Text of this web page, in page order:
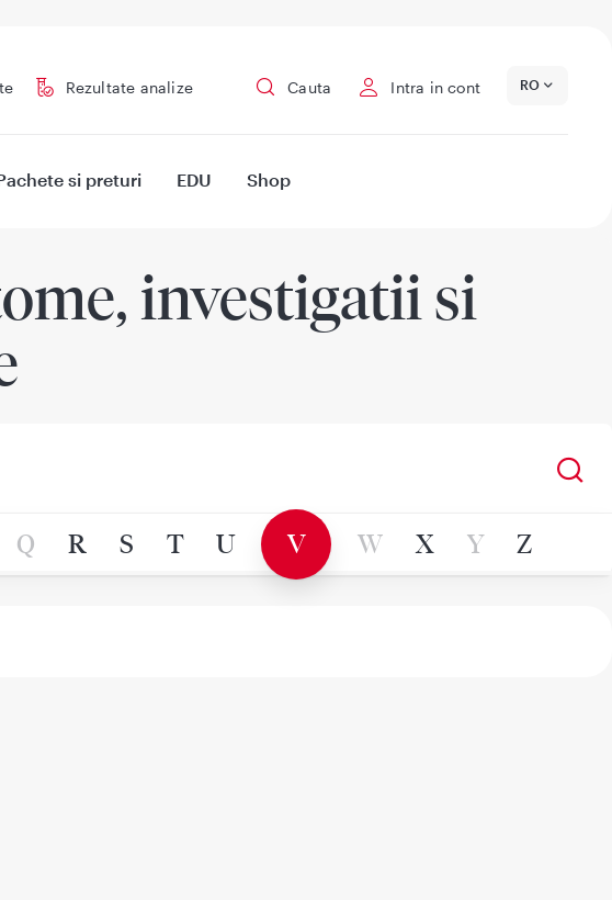
Rezultate analize Cauta Intra in cont RO
si preturi EDU Shop
investigatii si
Q R S T U V W X Y Z